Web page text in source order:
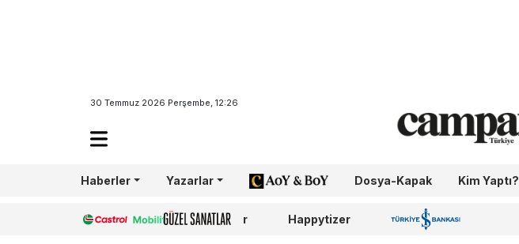
30 Temmuz 2026 Perşembe, 12:26
Haberler Yazarlar AoY/BoY Dosya-Kapak Kim Yaptı?
Castrol Güzel Sanatlar Happytizer İş Bankası 100.Yıl